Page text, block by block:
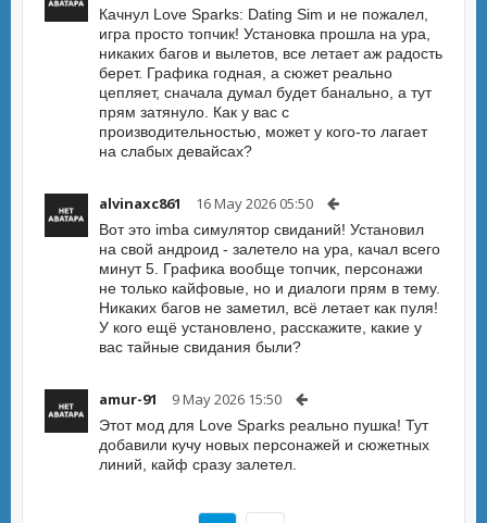
Качнул Love Sparks: Dating Sim и не пожалел,
игра просто топчик! Установка прошла на ура,
никаких багов и вылетов, все летает аж радость
берет. Графика годная, а сюжет реально
цепляет, сначала думал будет банально, а тут
прям затянуло. Как у вас с
производительностью, может у кого-то лагает
на слабых девайсах?
alvinaxc861 16 May 2026 05:50
Вот это imba симулятор свиданий! Установил
на свой андроид - залетело на ура, качал всего
минут 5. Графика вообще топчик, персонажи
не только кайфовые, но и диалоги прям в тему.
Никаких багов не заметил, всё летает как пуля!
У кого ещё установлено, расскажите, какие у
вас тайные свидания были?
amur-91 9 May 2026 15:50
Этот мод для Love Sparks реально пушка! Тут
добавили кучу новых персонажей и сюжетных
линий, кайф сразу залетел.